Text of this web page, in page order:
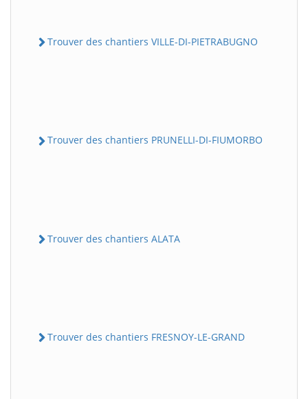
Trouver des chantiers VILLE-DI-PIETRABUGNO
Trouver des chantiers PRUNELLI-DI-FIUMORBO
Trouver des chantiers ALATA
Trouver des chantiers FRESNOY-LE-GRAND